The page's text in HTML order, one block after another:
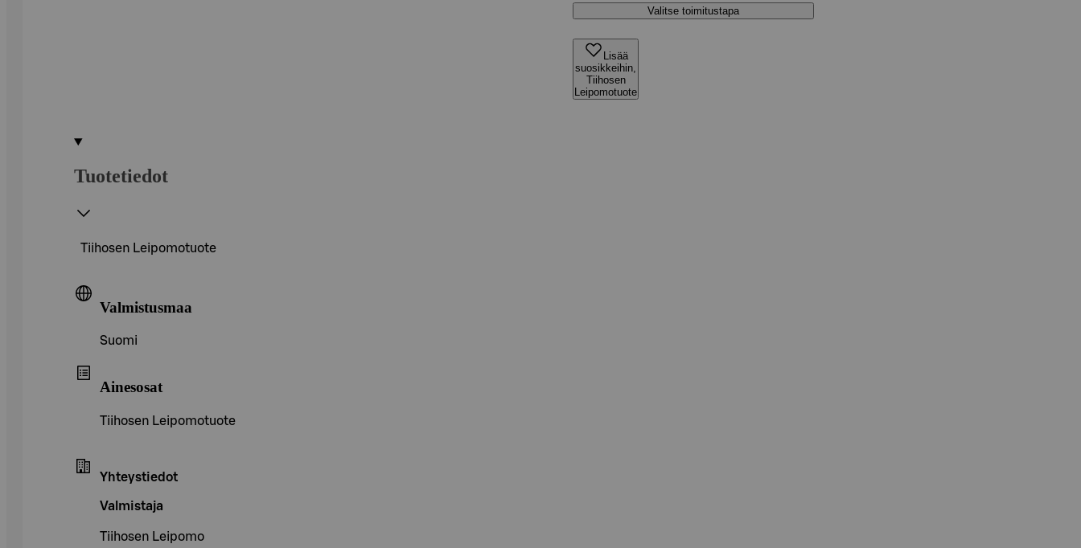
Valitse toimitustapa
Lisää
suosikkeihin,
Tiihosen
Leipomotuote
Tuotetiedot
Tiihosen Leipomotuote
Valmistusmaa
Suomi
Ainesosat
Tiihosen Leipomotuote
Yhteystiedot
Valmistaja
Tiihosen Leipomo